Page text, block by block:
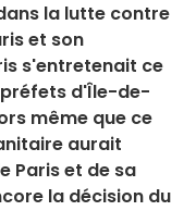
la lutte contre
et son
s'entretenait ce
préfets d'Île-de-
même que ce
aurait
Paris et de sa
la décision du